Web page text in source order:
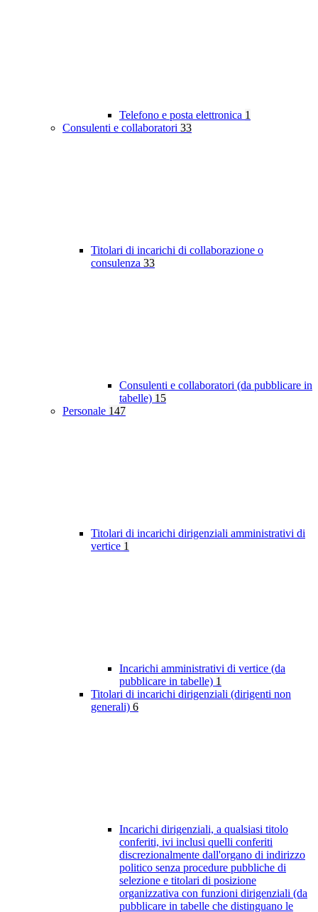
Telefono e posta elettronica 1
Consulenti e collaboratori 33
Titolari di incarichi di collaborazione o
consulenza 33
Consulenti e collaboratori (da pubblicare in
tabelle) 15
Personale 147
Titolari di incarichi dirigenziali amministrativi di
vertice 1
Incarichi amministrativi di vertice (da
pubblicare in tabelle) 1
Titolari di incarichi dirigenziali (dirigenti non
generali) 6
Incarichi dirigenziali, a qualsiasi titolo
conferiti, ivi inclusi quelli conferiti
discrezionalmente dall'organo di indirizzo
politico senza procedure pubbliche di
selezione e titolari di posizione
organizzativa con funzioni dirigenziali (da
pubblicare in tabelle che distinguano le